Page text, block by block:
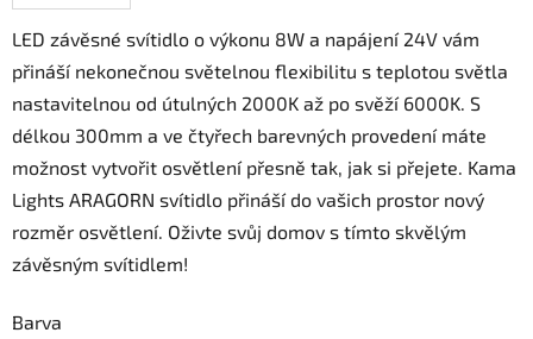
LED závěsné svítidlo o výkonu 8W a napájení 24V vám
přináší nekonečnou světelnou flexibilitu s teplotou světla
nastavitelnou od útulných 2000K až po svěží 6000K. S
délkou 300mm a ve čtyřech barevných provedení máte
možnost vytvořit osvětlení přesně tak, jak si přejete. Kama
Lights ARAGORN svítidlo přináší do vašich prostor nový
rozměr osvětlení. Oživte svůj domov s tímto skvělým
závěsným svítidlem!
Barva